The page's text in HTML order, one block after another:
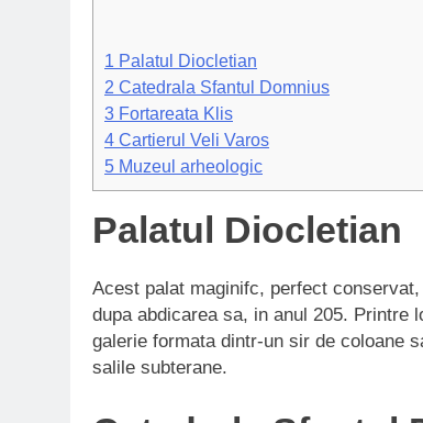
1 Palatul Diocletian
2 Catedrala Sfantul Domnius
3 Fortareata Klis
4 Cartierul Veli Varos
5 Muzeul arheologic
Palatul Diocletian
Acest palat maginifc, perfect
dupa abdicarea sa, in anul 205. Printre
galerie formata dintr-un sir de coloane
salile subterane.